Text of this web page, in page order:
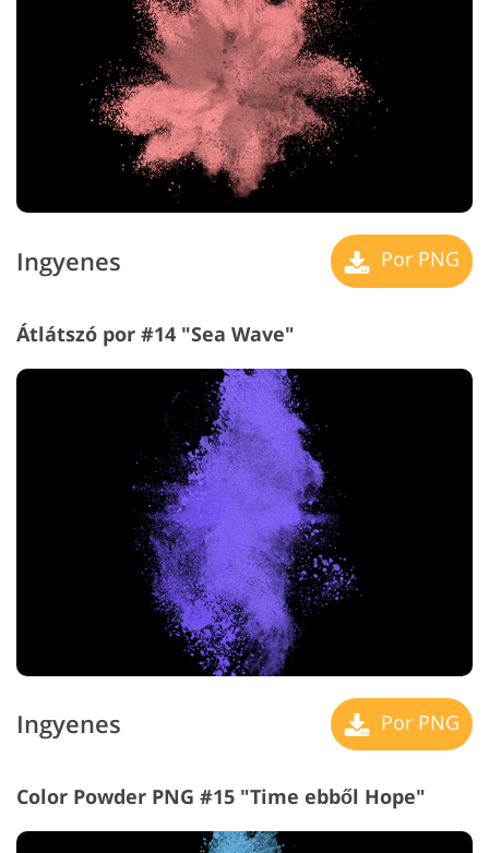
Ingyenes Por PNG
Átlátszó por #14 "Sea Wave"
Ingyenes Por PNG
Color Powder PNG #15 "Time ebből Hope"